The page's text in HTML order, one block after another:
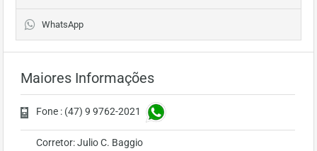
WhatsApp
Maiores Informações
Fone : (47) 9 9762-2021
Corretor: Julio C. Baggio